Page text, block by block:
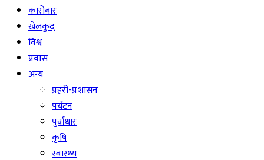
कारोबार
खेलकुद
विश्व
प्रवास
अन्य
प्रहरी-प्रशासन
पर्यटन
पुर्वाधार
कृषि
स्वास्थ्य